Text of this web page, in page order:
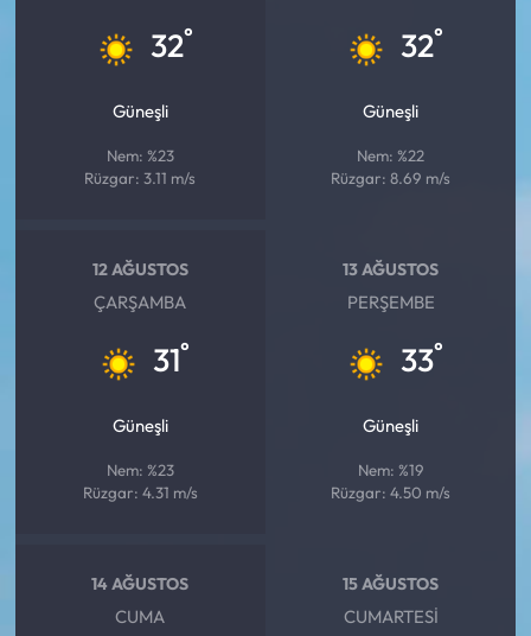
32°
Güneşli
Nem: %23
Rüzgar: 3.11 m/s
32°
Güneşli
Nem: %22
Rüzgar: 8.69 m/s
12 AĞUSTOS
ÇARŞAMBA
31°
Güneşli
Nem: %23
Rüzgar: 4.31 m/s
13 AĞUSTOS
PERŞEMBE
33°
Güneşli
Nem: %19
Rüzgar: 4.50 m/s
14 AĞUSTOS
CUMA
15 AĞUSTOS
CUMARTESI